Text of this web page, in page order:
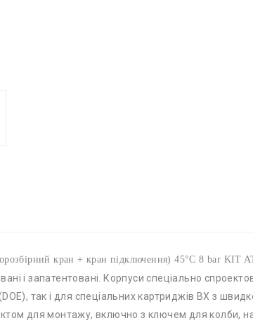
кран + кран підключення) 45°C 8 bar KIT
і запатентовані. Корпуси спеціально
так і для спеціальних картриджів BX з
для монтажу, включно з ключем для колби,